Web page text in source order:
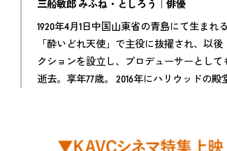
三船敏郎 みふね・としろう｜俳優
1920年4月1日中国山東省の青島にて生ま
「酔いどれ天使」で主役に抜擢され、以
クションを設立し、プロデューサーとして
逝去。享年77歳。 2016年にハリウッドの